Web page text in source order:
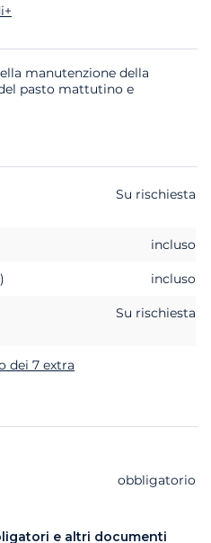
manutenzione della
pasto mattutino e
Su rischiesta
incluso
incluso
Su rischiesta
dei 7 extra
obbligatorio
e altri documenti